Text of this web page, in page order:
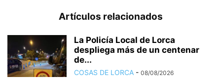
Artículos relacionados
La Policía Local de Lorca
despliega más de un centenar
de...
COSAS DE LORCA - 08/08/2026